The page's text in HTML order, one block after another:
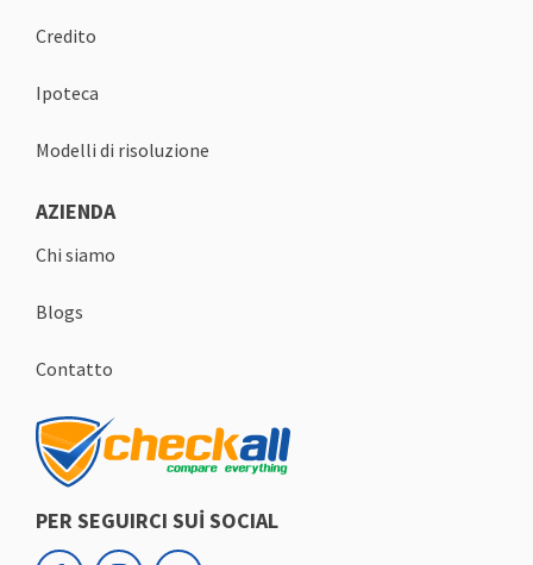
Credito
Ipoteca
Modelli di risoluzione
AZIENDA
Chi siamo
Blogs
Contatto
PER SEGUIRCI SUİ SOCIAL